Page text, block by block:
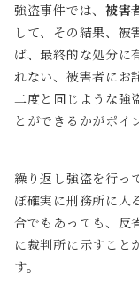
強盗事件では、 被害
して、その結果、被
ば、最終的な処分に
れない、被害者にお
二度と同じような強
とができるかがポイ
繰り返し強盗を行っ
ぼ確実に刑務所に入
合でもあっても、反
に裁判所に示すこと
す。